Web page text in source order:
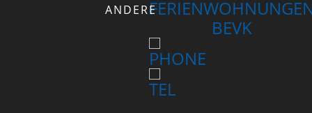
ANDERE